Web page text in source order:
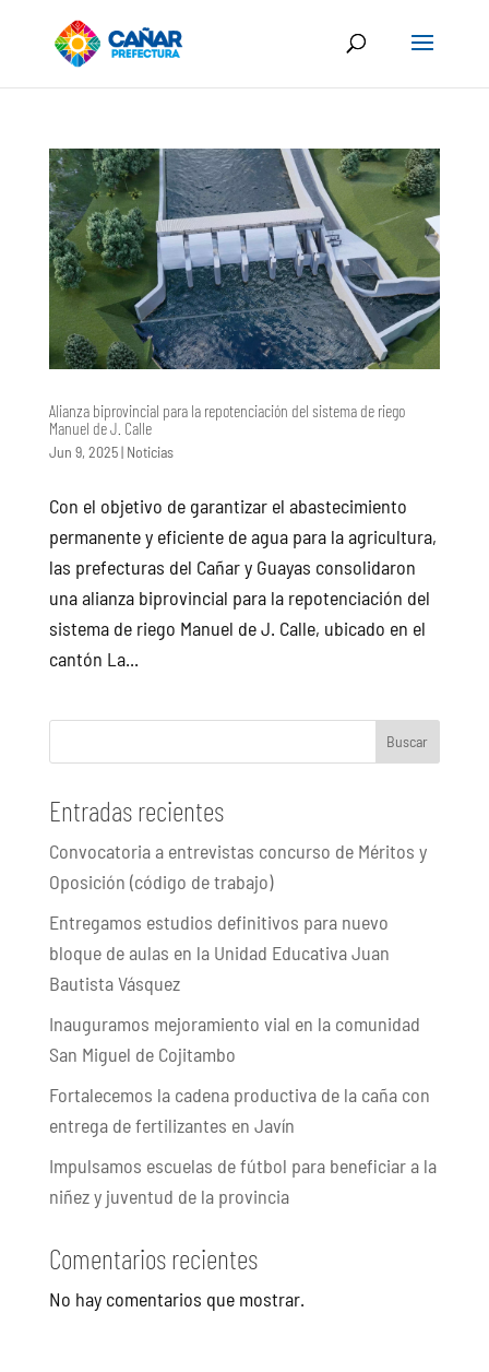
Alianza biprovincial para la repotenciación del sistema de riego
Manuel de J. Calle
Jun 9, 2025| Noticias
Con el objetivo de garantizar el abastecimiento
permanente y eficiente de agua para la agricultura,
las prefecturas del Cañar y Guayas consolidaron
una alianza biprovincial para la repotenciación del
sistema de riego Manuel de J. Calle, ubicado en el
cantón La...
Buscar
Entradas recientes
Convocatoria a entrevistas concurso de Méritos y
Oposición (código de trabajo)
Entregamos estudios definitivos para nuevo
bloque de aulas en la Unidad Educativa Juan
Bautista Vásquez
Inauguramos mejoramiento vial en la comunidad
San Miguel de Cojitambo
Fortalecemos la cadena productiva de la caña con
entrega de fertilizantes en Javín
Impulsamos escuelas de fútbol para beneficiar a la
niñez y juventud de la provincia
Comentarios recientes
No hay comentarios que mostrar.